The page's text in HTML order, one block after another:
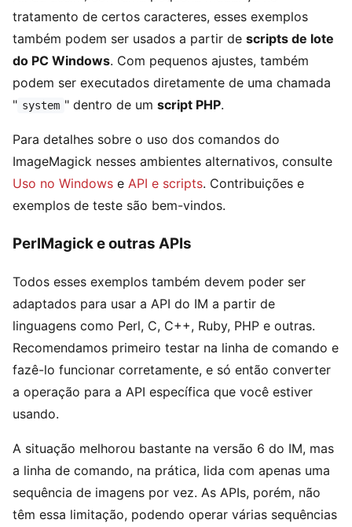
tratamento de certos caracteres, esses exemplos
também podem ser usados a partir de scripts de lote
do PC Windows. Com pequenos ajustes, também
podem ser executados diretamente de uma chamada
" system " dentro de um script PHP.
Para detalhes sobre o uso dos comandos do
ImageMagick nesses ambientes alternativos, consulte
Uso no Windows e API e scripts. Contribuições e
exemplos de teste são bem-vindos.
PerlMagick e outras APIs
Todos esses exemplos também devem poder ser
adaptados para usar a API do IM a partir de
linguagens como Perl, C, C++, Ruby, PHP e outras.
Recomendamos primeiro testar na linha de comando e
fazê-lo funcionar corretamente, e só então converter
a operação para a API específica que você estiver
usando.
A situação melhorou bastante na versão 6 do IM, mas
a linha de comando, na prática, lida com apenas uma
sequência de imagens por vez. As APIs, porém, não
têm essa limitação, podendo operar várias sequências